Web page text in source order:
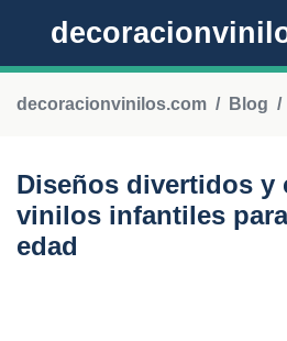
decoracionvinilos.com Blog
Diseños divertidos y
vinilos infantiles
edad